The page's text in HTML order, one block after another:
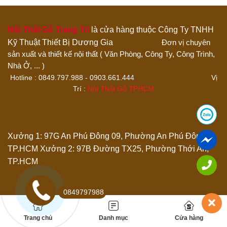
Trang chủ Danh mục Cửa hàng
Các định dạng ảnh được chấp nhận: jpg,png.
Email*
Nội Thất Gỗ Trang Trílà cửa hàng thuộc Công Ty TNHH
Kỹ Thuật Thiết Bị Dương Gia
Đơn vị chuyên
sản xuất và thiết kế nội thất ( Văn Phòng, Công Ty, Công Trình,
Nhà Ở, ... )
Hotline : 0849.797.988 - 0903.661.444 Vị
Trí : Nội Thất Gỗ TPHCM
Xưởng 1: 97G An Phú Đông 09, Phường An Phú Đông,
TP.HCM Xưởng 2: 97B Đường TX25, Phường Thới An,
TP.HCM
0849797988